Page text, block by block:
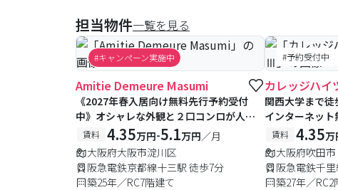
担当物件一覧を見る
#キャンペーン実施中
Amitie Demeure Masumi
《2027年春入居向け無料先行予約受付
中》オシャレな外観と２口コンロが人
気！商店街やスーパーも近く便利な立地
♪
賃料 4.35万円-5.1万円／月
大阪府大阪市淀川区
阪急電鉄京都線十三駅 徒歩7分
築25年／RC7階建て
#予約受付中
カレッジハ
関西大学まで
インターネッ
賃料 4.35万
大阪府吹田市
阪急電鉄千
築27年／RC2